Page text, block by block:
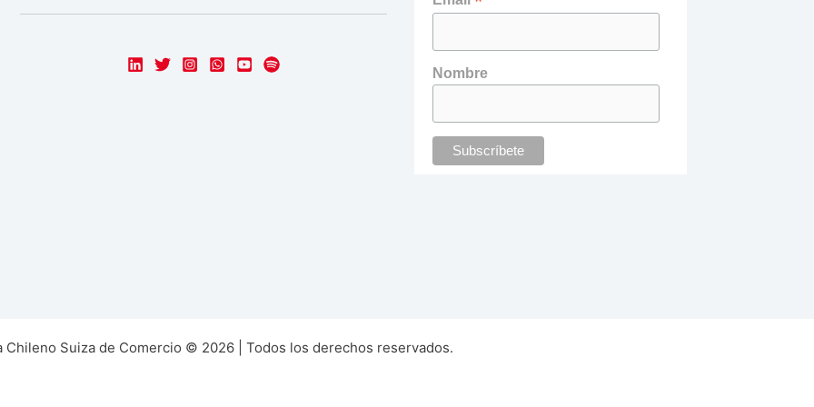
Nombre
Chileno Suiza de Comercio © 2026 | Todos los derechos reservados.